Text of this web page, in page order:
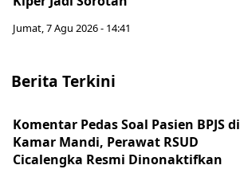
Jumat, 7 Agu 2026 - 14:41
Berita Terkini
Komentar Pedas Soal Pasien BPJS di
Kamar Mandi, Perawat RSUD
Cicalengka Resmi Dinonaktifkan